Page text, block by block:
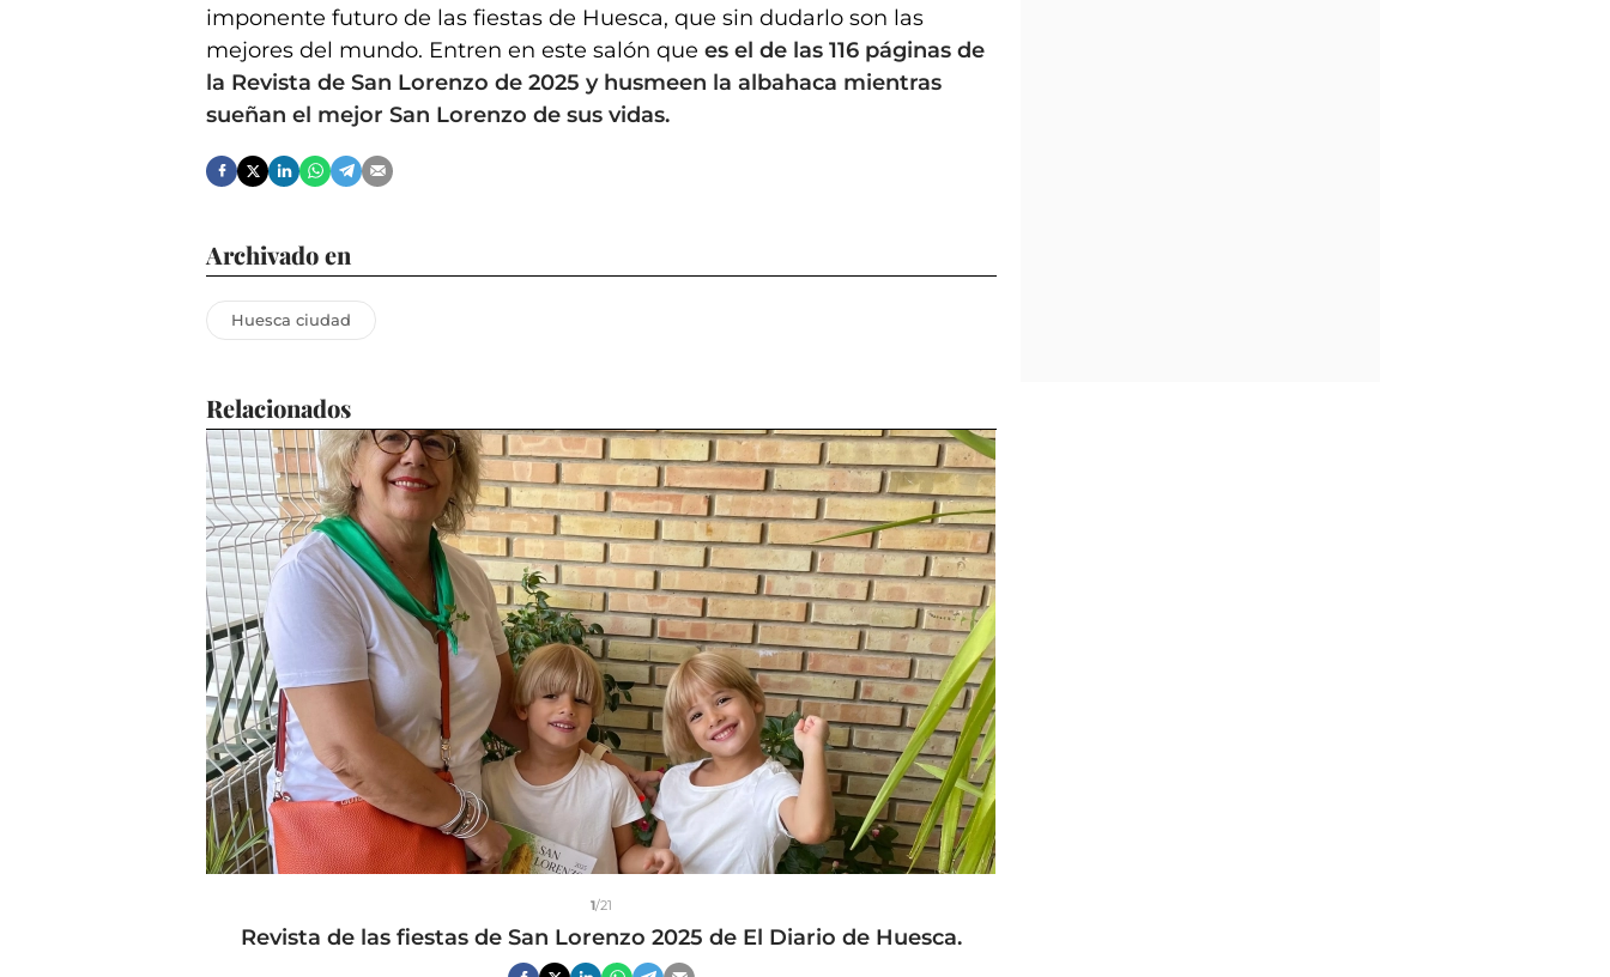
imponente futuro de las fiestas de Huesca, que sin dudarlo son las
mejores del mundo. Entren en este salón que es el de las 116 páginas de
la Revista de San Lorenzo de 2025 y husmeen la albahaca mientras
sueñan el mejor San Lorenzo de sus vidas.
Archivado en
Huesca ciudad
Relacionados
1/21
Revista de las fiestas de San Lorenzo 2025 de El Diario de Huesca.